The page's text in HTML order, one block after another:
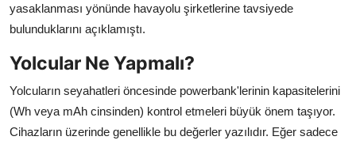
yasaklanması yönünde havayolu şirketlerine tavsiyede
bulunduklarını açıklamıştı.
Yolcular Ne Yapmalı?
Yolcuların seyahatleri öncesinde powerbank'lerinin kapasitelerini
(Wh veya mAh cinsinden) kontrol etmeleri büyük önem taşıyor.
Cihazların üzerinde genellikle bu değerler yazılıdır. Eğer sadece